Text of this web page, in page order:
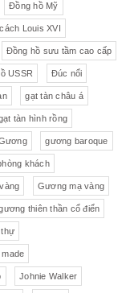
Đồng hồ Mỹ
Louis XVI
Đồng hồ sưu tầm cao cấp
USSR Đúc nổi
gạt tàn châu á
tàn hình rồng
gương baroque
khách
Gương mạ vàng
thiên thần cổ điển
made
Johnie Walker